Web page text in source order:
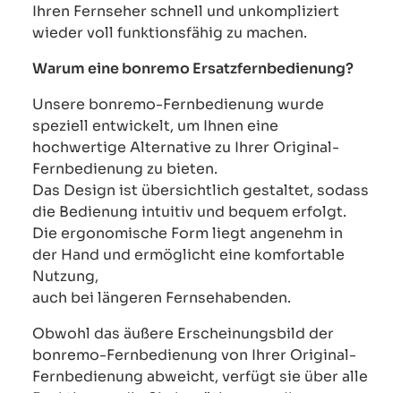
Ihren Fernseher schnell und unkompliziert
wieder voll funktionsfähig zu machen.
Warum eine bonremo Ersatzfernbedienung?
Unsere bonremo-Fernbedienung wurde
speziell entwickelt, um Ihnen eine
hochwertige Alternative zu Ihrer Original-
Fernbedienung zu bieten.
Das Design ist übersichtlich gestaltet, sodass
die Bedienung intuitiv und bequem erfolgt.
Die ergonomische Form liegt angenehm in
der Hand und ermöglicht eine komfortable
Nutzung,
auch bei längeren Fernsehabenden.
Obwohl das äußere Erscheinungsbild der
bonremo-Fernbedienung von Ihrer Original-
Fernbedienung abweicht, verfügt sie über alle